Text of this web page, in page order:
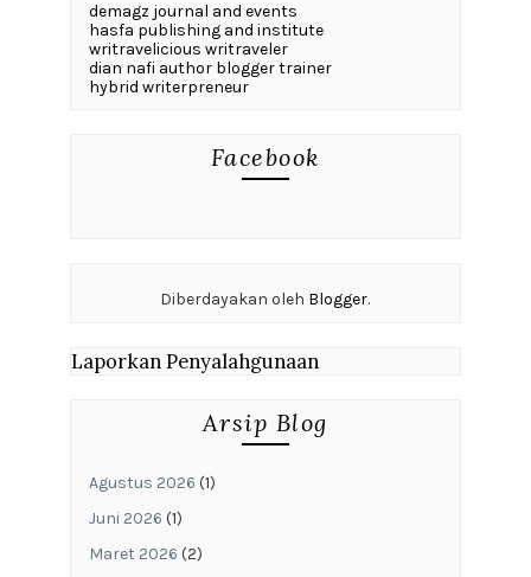
demagz journal and events
hasfa publishing and institute
writravelicious writraveler
dian nafi author blogger trainer
hybrid writerpreneur
Facebook
Diberdayakan oleh Blogger.
Laporkan Penyalahgunaan
Arsip Blog
Agustus 2026 (1)
Juni 2026 (1)
Maret 2026 (2)